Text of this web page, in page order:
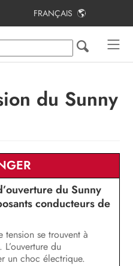
FRANÇAIS
du Sunny
du Sunny
conducteurs de
tension se trouvent à
du
un choc électrique.
Table des matières
à ce document
produits
l’installation